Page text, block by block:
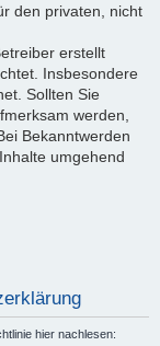
den privaten, nicht
erstellt
Insbesondere
Sollten Sie
werden,
Bekanntwerden
umgehend
hier nachlesen: